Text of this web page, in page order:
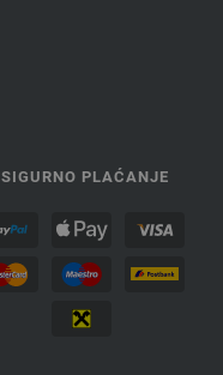
SIGURNO PLAĆANJE